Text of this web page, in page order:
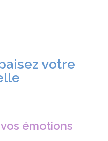
votre
émotions